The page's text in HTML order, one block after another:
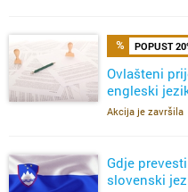
POPUST
Ovlašteni
engleski
Akcija je završila
Gdje
slovenski